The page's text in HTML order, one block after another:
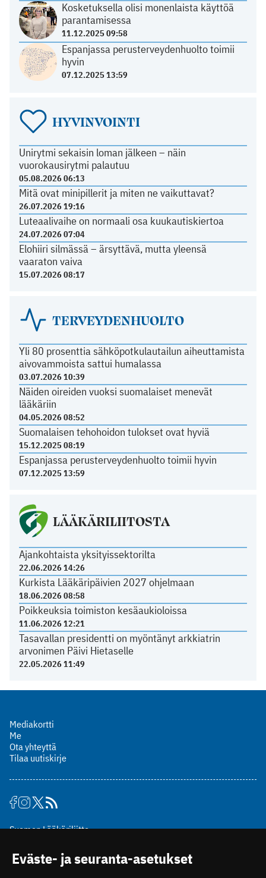
Kosketuksella olisi monenlaista käyttöä
parantamisessa
11.12.2025 09:58
Espanjassa perusterveydenhuolto toimii
hyvin
07.12.2025 13:59
HYVINVOINTI
Unirytmi sekaisin loman jälkeen – näin
vuorokausirytmi palautuu
05.08.2026 06:13
Mitä ovat minipillerit ja miten ne vaikuttavat?
26.07.2026 19:16
Luteaalivaihe on normaali osa kuukautiskiertoa
24.07.2026 07:04
Elohiiri silmässä – ärsyttävä, mutta yleensä
vaaraton vaiva
15.07.2026 08:17
TERVEYDENHUOLTO
Yli 80 prosenttia sähköpotkulautailun aiheuttamista
aivovammoista sattui humalassa
03.07.2026 10:39
Näiden oireiden vuoksi suomalaiset menevät
lääkäriin
04.05.2026 08:52
Suomalaisen tehohoidon tulokset ovat hyviä
15.12.2025 08:19
Espanjassa perusterveydenhuolto toimii hyvin
07.12.2025 13:59
LÄÄKÄRILIITOSTA
Ajankohtaista yksityissektorilta
22.06.2026 14:26
Kurkista Lääkäripäivien 2027 ohjelmaan
18.06.2026 08:58
Poikkeuksia toimiston kesäaukioloissa
11.06.2026 12:21
Tasavallan presidentti on myöntänyt arkkiatrin
arvonimen Päivi Hietaselle
22.05.2026 11:49
Mediakortti
Me
Ota yhteyttä
Tilaa uutiskirje
Suomen Lääkäriliitto
00510 Helsinki
puh. (09) 393 091
Eväste- ja seuranta-asetukset